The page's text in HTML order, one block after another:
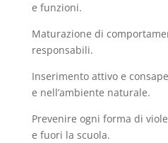
e funzioni.
Maturazione di
responsabili.
Inserimento attivo e
e nell’ambiente naturale.
Prevenire ogni forma di
e fuori la scuola.